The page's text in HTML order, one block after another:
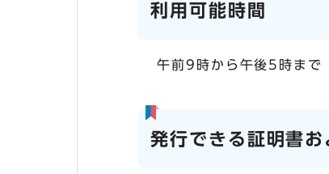
利用可能時間
午前9時から午後5時まで
発行できる証明書お